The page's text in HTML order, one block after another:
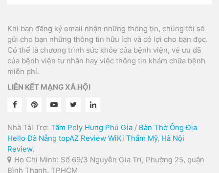
Khi bạn đăng ký email nhận những thông tin, chúng tôi sẽ
gửi cho bạn những thông tin hữu ích và có lợi cho bạn đọc.
Có thể là chương trình sức khỏe của bệnh viện, vé ưu đã
của bệnh viện tư nhân hay việc thông tin khám chữa bệnh
miễn phí.
LIÊN KẾT MẠNG XÃ HỘI
Nhà Tài Trợ: Tấm Poly Hưng Phú Gia / Bàn Thờ Ông Địa
Hello Đà Nẵng topAZ Review WiKi Thẩm Mỹ, Hà Nội
Review,
Ho Chi Minh: Số 69/3 Nguyễn Gia Trí, Phường 25, quận
Bình Thạnh, TPHCM